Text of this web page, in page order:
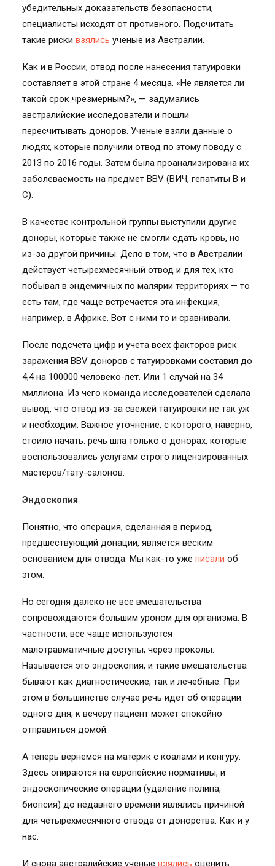
убедительных доказательств безопасности,
специалисты исходят от противного. Подсчитать
такие риски взялись ученые из Австралии.
Как и в России, отвод после нанесения татуировки
составляет в этой стране 4 месяца. «Не является ли
такой срок чрезмерным?», — задумались
австралийские исследователи и пошли
пересчитывать доноров. Ученые взяли данные о
людях, которые получили отвод по этому поводу с
2013 по 2016 годы. Затем была проанализирована их
заболеваемость на предмет BBV (ВИЧ, гепатиты В и
С).
В качестве контрольной группы выступили другие
доноры, которые также не смогли сдать кровь, но
из-за другой причины. Дело в том, что в Австралии
действует четырехмесячный отвод и для тех, кто
побывал в эндемичных по малярии территориях — то
есть там, где чаще встречается эта инфекция,
например, в Африке. Вот с ними то и сравнивали.
После подсчета цифр и учета всех факторов риск
заражения BBV доноров с татуировками составил до
4,4 на 100000 человеко-лет. Или 1 случай на 34
миллиона. Из чего команда исследователей сделала
вывод, что отвод из-за свежей татуировки не так уж
и необходим. Важное уточнение, с которого, наверно,
стоило начать: речь шла только о донорах, которые
воспользовались услугами строго лицензированных
мастеров/тату-салонов.
Эндоскопия
Понятно, что операция, сделанная в период,
предшествующий донации, является веским
основанием для отвода. Мы как-то уже писали об
этом.
Но сегодня далеко не все вмешательства
сопровождаются большим уроном для организма. В
частности, все чаще используются
малотравматичные доступы, через проколы.
Называется это эндоскопия, и такие вмешательства
бывают как диагностические, так и лечебные. При
этом в большинстве случае речь идет об операции
одного дня, к вечеру пациент может спокойно
отправиться домой.
А теперь вернемся на материк с коалами и кенгуру.
Здесь опираются на европейские нормативы, и
эндоскопические операции (удаление полипа,
биопсия) до недавнего времени являлись причиной
для четырехмесячного отвода от донорства. Как и у
нас.
И снова австралийские ученые взялись оценить